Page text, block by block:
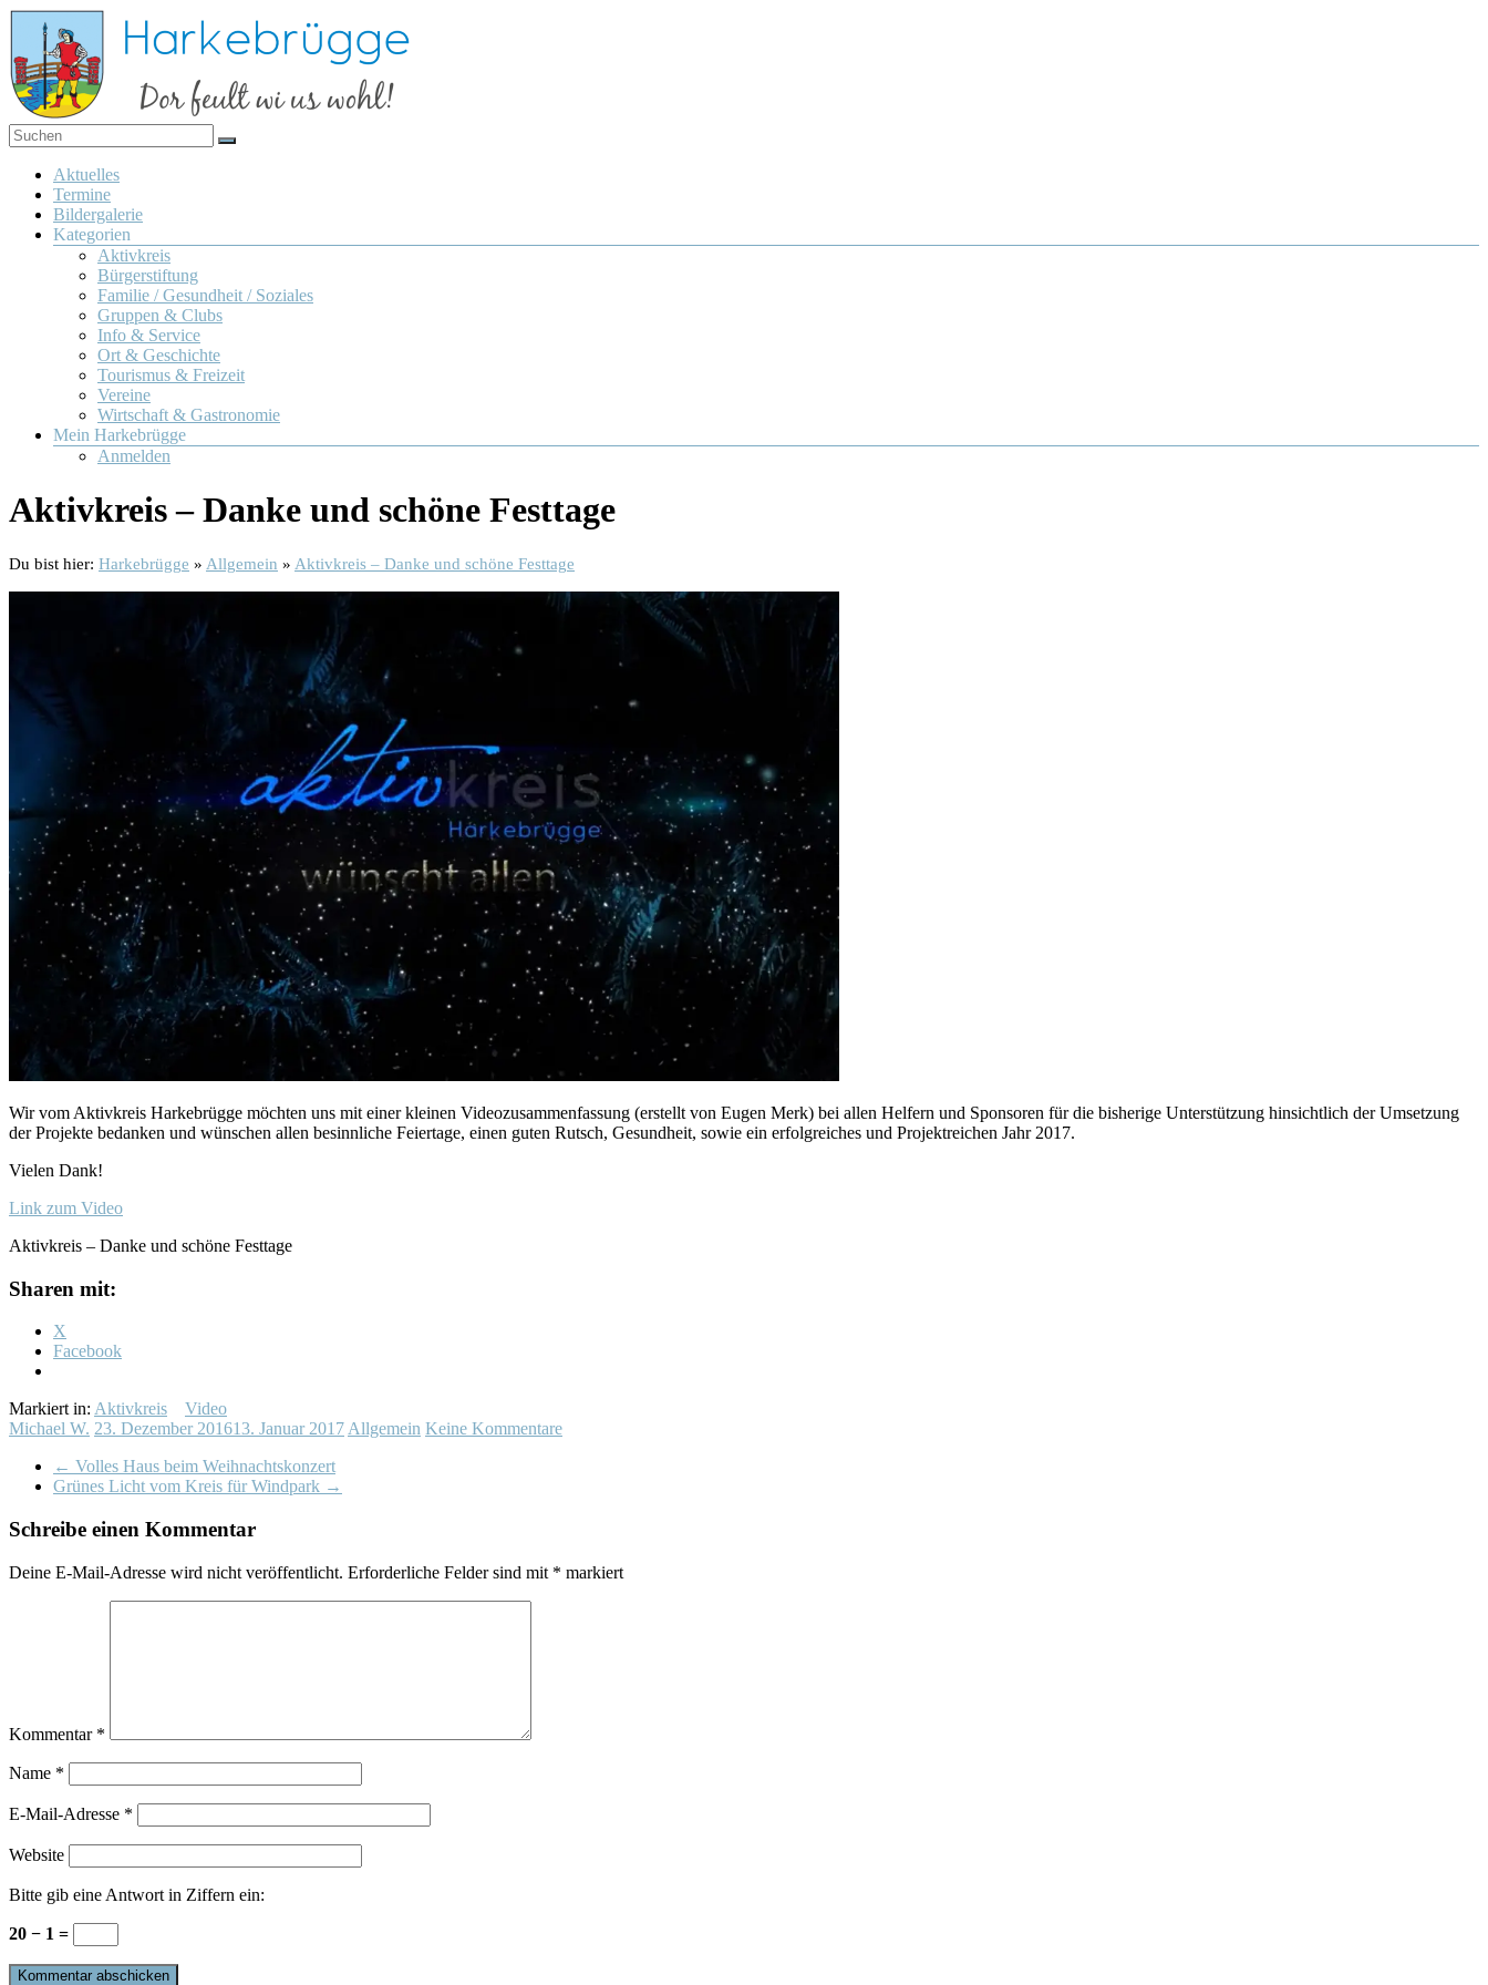
Zum
Inhalt
springen
Harkebrügge
Dor
feult
wi us
wohl!
Menü
Aktuelles
Termine
Bildergalerie
Kategorien
Aktivkreis
Bürgerstiftung
Familie / Gesundheit / Soziales
Gruppen & Clubs
Info & Service
Ort & Geschichte
Tourismus & Freizeit
Vereine
Wirtschaft & Gastronomie
Mein Harkebrügge
Anmelden
Aktivkreis – Danke und schöne Festtage
Du bist hier: Harkebrügge » Allgemein » Aktivkreis – Danke und schöne Festtage
Wir vom Aktivkreis Harkebrügge möchten uns mit einer kleinen Videozusammenfassung (erstellt von Eugen Merk) bei allen Helfern und Sponsoren für die bisherige Unterstützung hinsichtlich der Umsetzung
der Projekte bedanken und wünschen allen besinnliche Feiertage, einen guten Rutsch, Gesundheit, sowie ein erfolgreiches und Projektreichen Jahr 2017.
Vielen Dank!
Link zum Video
Aktivkreis – Danke und schöne Festtage
Sharen mit:
X
Facebook
Markiert in: Aktivkreis
Video
Michael W. 23. Dezember 201613. Januar 2017 Allgemein Keine Kommentare
← Volles Haus beim Weihnachtskonzert
Grünes Licht vom Kreis für Windpark →
Schreibe einen Kommentar
Deine E-Mail-Adresse wird nicht veröffentlicht. Erforderliche Felder sind mit * markiert
Kommentar *
Name *
E-Mail-Adresse *
Website
Bitte gib eine Antwort in Ziffern ein:
20 − 1 =